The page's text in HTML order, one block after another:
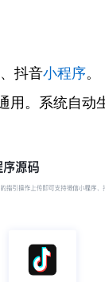
、抖音小程序。
用。系统自动